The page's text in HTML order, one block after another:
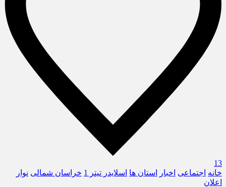
13
خانه اجتماعی اخبار استان ها اسلایدر تیتر 1 خراسان شمالی نوار
اعلان